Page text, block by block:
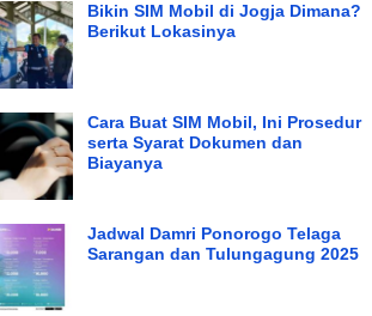
Bikin SIM Mobil di Jogja Dimana?
Berikut Lokasinya
Cara Buat SIM Mobil, Ini Prosedur
serta Syarat Dokumen dan
Biayanya
Jadwal Damri Ponorogo Telaga
Sarangan dan Tulungagung 2025